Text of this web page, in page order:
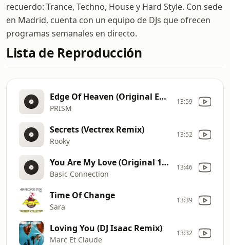
recuerdo: Trance, Techno, House y Hard Style. Con sede
en Madrid, cuenta con un equipo de DJs que ofrecen
programas semanales en directo.
Lista de Reproducción
Edge Of Heaven (Original Extended Mix)
PRISM
13:59
Secrets (Vectrex Remix)
Rooky
13:52
You Are My Love (Original 12'')
Basic Connection
13:46
Time Of Change
Sara
13:39
Loving You (DJ Isaac Remix)
Marc Et Claude
13:32